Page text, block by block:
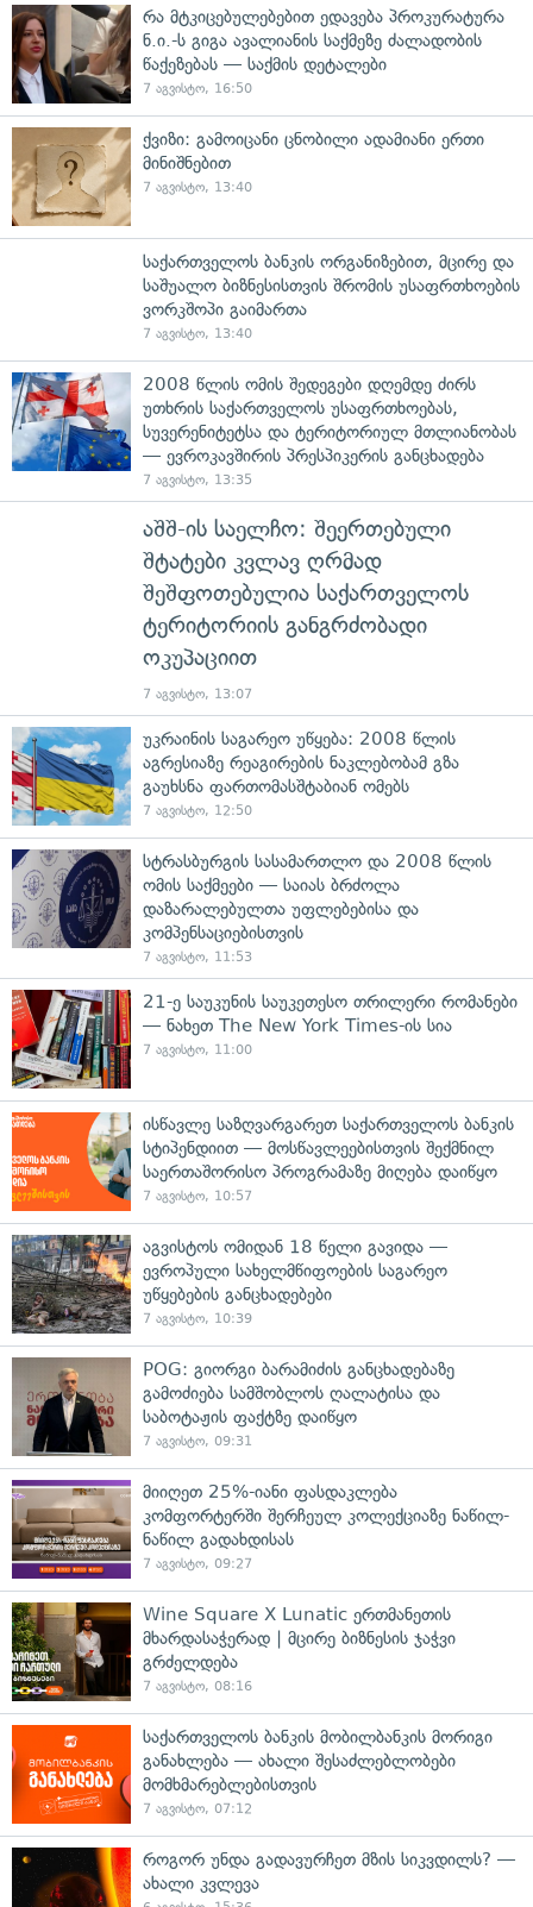
რა მტკიცებულებებით ედავება პროკურატურა
ნ.ი.-ს გიგა ავალიანის საქმეზე ძალადობის
წაქეზებას — საქმის დეტალები
7 აგვისტო, 16:50
ქვიზი: გამოიცანი ცნობილი ადამიანი ერთი
მინიშნებით
7 აგვისტო, 13:40
საქართველოს ბანკის ორგანიზებით, მცირე და
საშუალო ბიზნესისთვის შრომის უსაფრთხოების
ვორკშოპი გაიმართა
7 აგვისტო, 13:40
2008 წლის ომის შედეგები დღემდე ძირს
უთხრის საქართველოს უსაფრთხოებას,
სუვერენიტეტსა და ტერიტორიულ მთლიანობას
— ევროკავშირის პრესპიკერის განცხადება
7 აგვისტო, 13:35
აშშ-ის საელჩო: შეერთებული
შტატები კვლავ ღრმად
შეშფოთებულია საქართველოს
ტერიტორიის განგრძობადი
ოკუპაციით
7 აგვისტო, 13:07
უკრაინის საგარეო უწყება: 2008 წლის
აგრესიაზე რეაგირების ნაკლებობამ გზა
გაუხსნა ფართომასშტაბიან ომებს
7 აგვისტო, 12:50
სტრასბურგის სასამართლო და 2008 წლის
ომის საქმეები — საიას ბრძოლა
დაზარალებულთა უფლებებისა და
კომპენსაციებისთვის
7 აგვისტო, 11:53
21-ე საუკუნის საუკეთესო თრილერი რომანები
— ნახეთ The New York Times-ის სია
7 აგვისტო, 11:00
ისწავლე საზღვარგარეთ საქართველოს ბანკის
სტიპენდიით — მოსწავლეებისთვის შექმნილ
საერთაშორისო პროგრამაზე მიღება დაიწყო
7 აგვისტო, 10:57
აგვისტოს ომიდან 18 წელი გავიდა —
ევროპული სახელმწიფოების საგარეო
უწყებების განცხადებები
7 აგვისტო, 10:39
POG: გიორგი ბარამიძის განცხადებაზე
გამოძიება სამშობლოს ღალატისა და
საბოტაჟის ფაქტზე დაიწყო
7 აგვისტო, 09:31
მიიღეთ 25%-იანი ფასდაკლება
კომფორტერში შერჩეულ კოლექციაზე ნაწილ-
ნაწილ გადახდისას
7 აგვისტო, 09:27
Wine Square X Lunatic ერთმანეთის
მხარდასაჭერად | მცირე ბიზნესის ჯაჭვი
გრძელდება
7 აგვისტო, 08:16
საქართველოს ბანკის მობილბანკის მორიგი
განახლება — ახალი შესაძლებლობები
მომხმარებლებისთვის
7 აგვისტო, 07:12
როგორ უნდა გადავურჩეთ მზის სიკვდილს? —
ახალი კვლევა